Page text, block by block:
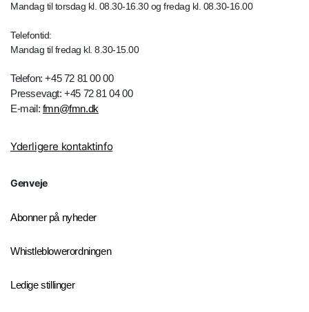
Mandag til torsdag kl. 08.30-16.30 og fredag kl. 08.30-16.00
Telefontid:
Mandag til fredag kl. 8.30-15.00
Telefon: +45 72 81 00 00
Pressevagt: +45 72 81 04 00
E-mail: fmn@fmn.dk
Yderligere kontaktinfo
Genveje
Abonner på nyheder
Whistleblowerordningen
Ledige stillinger